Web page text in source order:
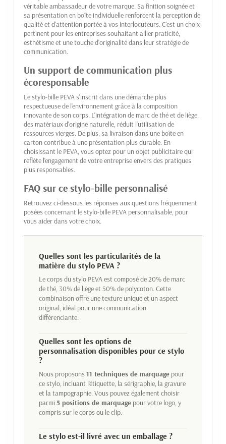
véritable ambassadeur de votre marque. Sa finition soignée et
sa présentation en boîte individuelle renforcent la perception de
qualité et d'attention portée à vos interlocuteurs. C'est un choix
pertinent pour les entreprises souhaitant allier praticité,
esthétisme et une touche d'originalité dans leur stratégie de
communication.
Un support de communication plus
écoresponsable
Le stylo-bille PEVA s'inscrit dans une démarche plus
respectueuse de l'environnement grâce à la composition
innovante de son corps. L'intégration de marc de thé et de liège,
des matériaux d'origine naturelle, réduit l'utilisation de
ressources vierges. De plus, sa livraison dans une boîte en
carton contribue à une présentation plus durable. En
choisissant le PEVA, vous optez pour un objet publicitaire qui
reflète l'engagement de votre entreprise envers des pratiques
plus responsables.
FAQ sur ce stylo-bille personnalisé
Retrouvez ci-dessous les réponses aux questions fréquemment
posées concernant le stylo-bille PEVA personnalisable, pour
vous aider dans votre choix.
Quelles sont les particularités de la
matière du stylo PEVA ?
Le corps du stylo PEVA est composé de 20% de marc
de thé, 30% de liège et 50% de polycoton. Cette
combinaison offre une texture unique et un aspect
original, idéal pour une communication
différenciante.
Quelles sont les options de
personnalisation disponibles pour ce stylo
?
Nous proposons11 techniques de marquage pour
ce stylo, incluant l'étiquette, la sérigraphie, la gravure
et la tampographie. Vous pouvez également choisir
parmi 5 positions de marquage pour votre logo, y
compris sur le corps ou le clip.
Le stylo est-il livré avec un emballage ?